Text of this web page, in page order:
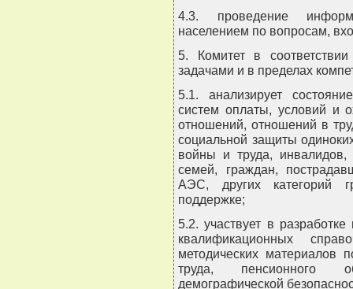
4.3. проведение
населением по вопросам,
5. Комитет в
задачами и в пределах
5.1. анализирует
систем оплаты, условий и
отношений, отношений в
социальной защиты
войны и труда, инвалидов,
семей, граждан,
АЭС, других категорий
поддержке;
5.2. участвует в
квалификационных
методических материалов
труда, пенсионного
демографической